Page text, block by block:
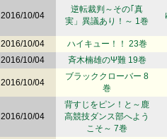
2016/10/04
逆転裁判～その｢真
実」異議あり！～ 1巻
2016/10/04
ハイキュー！！ 23巻
2016/10/04
斉木楠雄のΨ難 19巻
2016/10/04
ブラッククローバー 8
巻
2016/10/04
背すじをピン！と～鹿
高競技ダンス部へよう
こそ～ 7巻